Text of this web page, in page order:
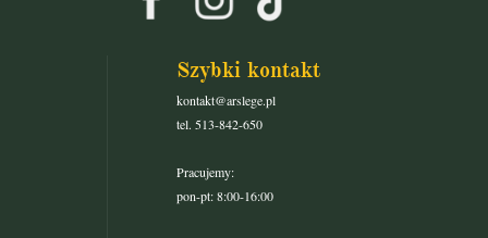
Szybki kontakt
kontakt@arslege.pl
tel. 513-842-650
Pracujemy:
pon-pt: 8:00-16:00